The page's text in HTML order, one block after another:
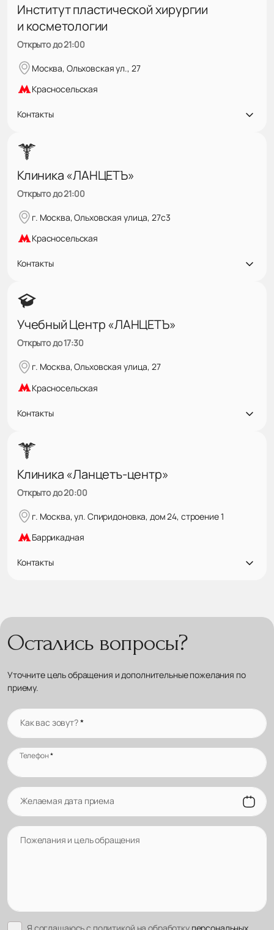
Институт пластической хирургии
и косметологии
Открыто до 21:00
Москва, Ольховская ул., 27
Красносельская
Контакты
Клиника «ЛАНЦЕТЪ»
Открыто до 21:00
г. Москва, Ольховская улица, 27с3
Красносельская
Контакты
Учебный Центр «ЛАНЦЕТЪ»
Открыто до 17:30
г. Москва, Ольховская улица, 27
Красносельская
Контакты
Клиника «Ланцетъ-центр»
Открыто до 20:00
г. Москва, ул. Спиридоновка, дом 24, строение 1
Баррикадная
Контакты
Остались вопросы?
Уточните цель обращения и дополнительные пожелания по
приему.
Как вас зовут?*
Телефон*
Желаемая дата приема
Пожелания и цель обращения